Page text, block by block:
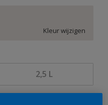
Kleur wijzigen
2,5 L